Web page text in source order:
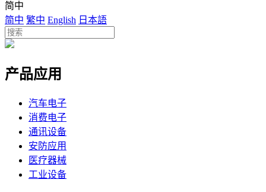
简中
简中 繁中 English 日本語
产品应用
汽车电子
消费电子
通讯设备
安防应用
医疗器械
工业设备